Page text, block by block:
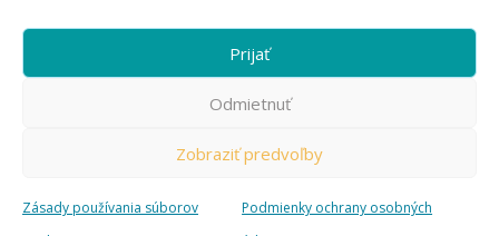
Prijať
Odmietnuť
Zobraziť predvoľby
Zásady používania súborov
Podmienky ochrany osobných
Praha 10, Vršovice
© 2026 Business Institut EDU a. s.